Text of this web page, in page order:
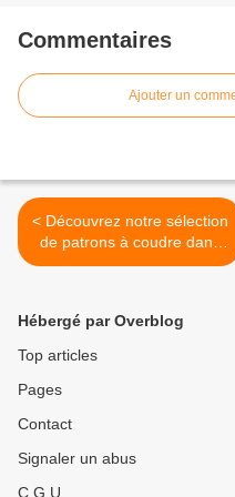
Commentaires
Ajouter un
< Découvrez notre sélection
de patrons à coudre dans
de la broderie anglaise
Hébergé par Overblog
Top articles
Pages
Contact
Signaler un abus
C.G.U.